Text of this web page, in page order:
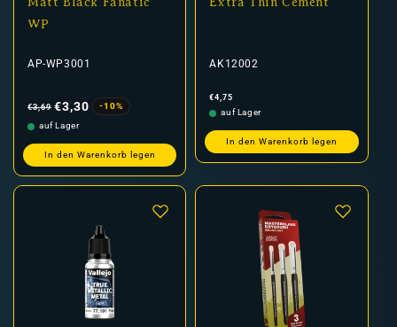
WP
AP-WP3001
Preis
€3,69 €3,30
-10%
auf Lager
In den Warenkorb legen
AK12002
Normaler
Preis
€4,75
auf Lager
In den Warenkorb legen